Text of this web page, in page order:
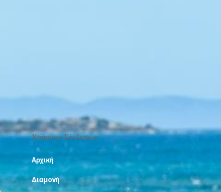
Χρήσιμοι Σύνδεσμοι
Αρχική
Διαμονή